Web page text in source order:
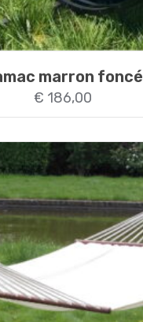
marron foncé
€ 186,00